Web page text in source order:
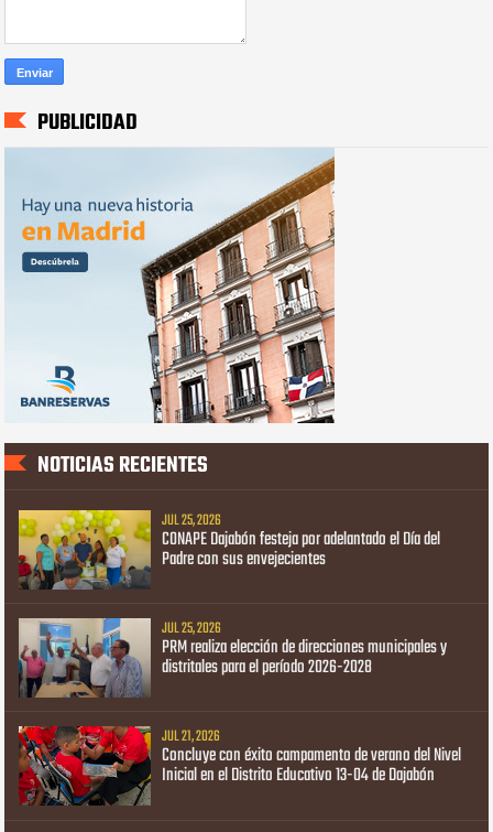
PUBLICIDAD
NOTICIAS RECIENTES
JUL 25, 2026
CONAPE Dajabón festeja por adelantado el Día del
Padre con sus envejecientes
JUL 25, 2026
PRM realiza elección de direcciones municipales y
distritales para el período 2026-2028
JUL 21, 2026
Concluye con éxito campamento de verano del Nivel
Inicial en el Distrito Educativo 13-04 de Dajabón